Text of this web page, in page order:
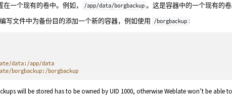
一个现有的卷中。例如，
/app/data/borgbackup 。这是容器中的一个现有的卷
写文件中为备份目的添加一个新的容器，例如使用
/borgbackup :
data:/app/data
borgbackup:/borgbackup
will be stored has to be owned by UID 1000, otherwise Weblate won’t be able